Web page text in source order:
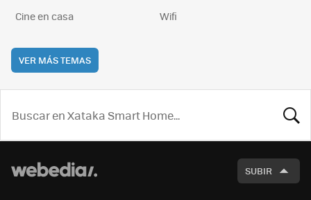
Cine en casa
Wifi
VER MÁS TEMAS
SUBIR